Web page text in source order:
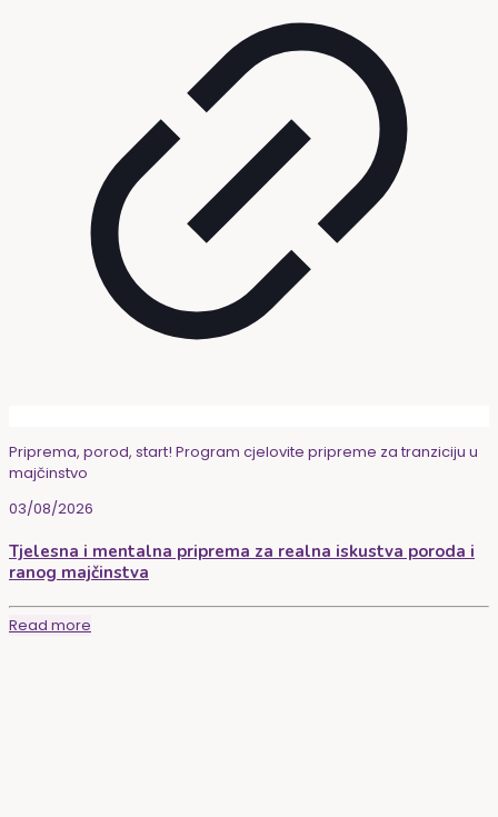
Priprema, porod, start! Program cjelovite pripreme za tranziciju u
majčinstvo
03/08/2026
Tjelesna i mentalna priprema za realna iskustva poroda i
ranog majčinstva
Read more